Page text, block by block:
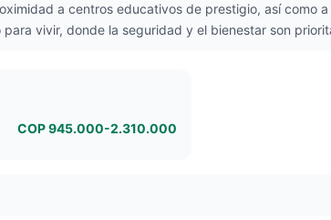
a centros educativos de prestigio, así como
vivir, donde la seguridad y el bienestar son
COP 945.000-2.310.000